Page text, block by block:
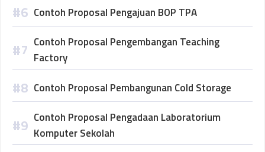
Contoh Proposal Pengajuan BOP TPA
Contoh Proposal Pengembangan Teaching
Factory
Contoh Proposal Pembangunan Cold Storage
Contoh Proposal Pengadaan Laboratorium
Komputer Sekolah